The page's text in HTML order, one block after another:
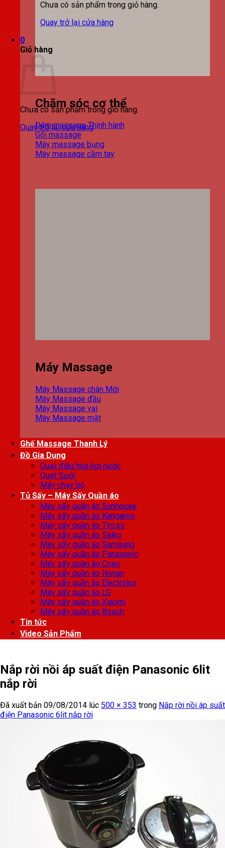
Chưa có sản phẩm trong giỏ hàng.
Quay trở lại cửa hàng
0
Giỏ hàng
Chưa có sản phẩm trong giỏ hàng.
Quay trở lại cửa hàng
Chăm sóc cơ thể
Đệm massage
Gối massage
Máy massage bụng
Máy massage cầm tay
Máy Massage
Máy Massage chân
Máy Massage đầu
Máy Massage vai
Máy Massage mặt
Ghế Massage Thanh Lý
Đồ Gia Dụng
Quạt điều hòa hơi nước
Quạt Sưởi
Máy chạy bộ
Tủ Sấy – Máy Sấy Quần áo
Máy sấy quần áo Sunhouse
Máy sấy quần áo Kangaroo
Máy sấy quần áo Tiross
Máy sấy quần áo Saiko
Máy sấy quần áo Samsung
Máy sấy quần áo Panasonic
Máy sấy quần áo Coex
Máy sấy quần áo Nonan
Máy sấy quần áo Electrolux
Máy sấy quần áo LG
Máy sấy quần áo Xiaomi
Máy sấy quần áo Bosch
Tin tức
Video Sản Phẩm
Nắp rời nồi áp suất điện Panasonic 6lit
nắp rời
Đã xuất bản 09/08/2014 lúc 500 × 353 trong Nắp rời nồi áp suất
điện Panasonic 6lit nắp rời